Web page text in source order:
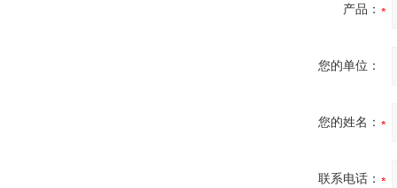
产品：
您的单位：
您的姓名：
联系电话：